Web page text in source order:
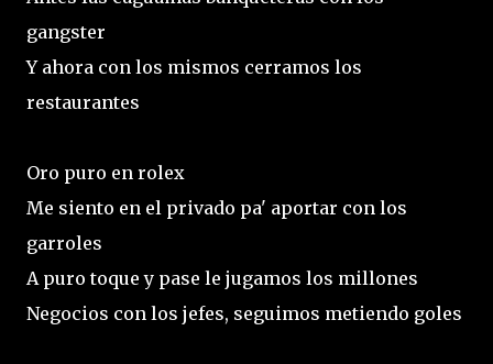
gangster
Y ahora con los mismos cerramos los
restaurantes
Oro puro en rolex
Me siento en el privado pa' aportar con los
garroles
A puro toque y pase le jugamos los millones
Negocios con los jefes, seguimos metiendo goles